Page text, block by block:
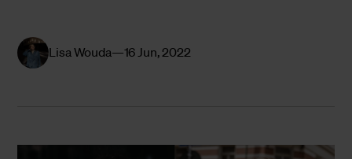
Lisa Wouda 16 Jun, 2022